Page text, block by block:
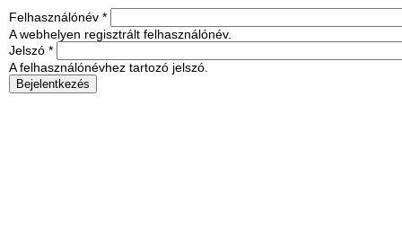
Felhasználónév *
A webhelyen regisztrált felhasználónév.
Jelszó *
A felhasználónévhez tartozó jelszó.